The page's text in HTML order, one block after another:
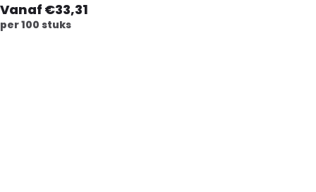
Vanaf €33,31
per 100 stuks